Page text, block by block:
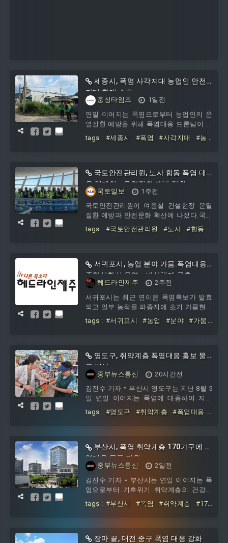
세종시, 폭염 사각지대 농업인 안전
지대 확대 수호
충청타임즈
1일전
연일 이어지는 폭염으로부터 농업인의 온
열질환 예방을 위해 폭염대응 드론팀이 운
영중이다. 5일 세종시에 따르면 폭염대응
드론팀은 청년자율방재단 드론 자격 보유
지역과 차량 접근이 어려운 농경지 등을
중심으로 예찰 활동을 펼치고 있다. 이들
은 드론에 장착한 음향장치로 농업인들에
게 폭염 시간대 야외 작업 자제를 안내하
고, 현장에서 얼음물을 배부하면서 안전
확보를 위한 현장 대응을 강화하고 있다.
시 관계자는 “드론을 활용한 선제적 예찰
tags : #세종시 #폭염 #사각지대
#농
국토안전관리원, 노사 합동 폭염 대
응 캠페인… 온열질환 예방 강화
국토일보
1주전
국토안전관리원이 여름철 건설현장 온열
질환 예방과 안전문화 확산에 나섰다.국토
안전관리원은 전북 부안군에 위치한 새만
금동진대교 현장에서 노사 합동 폭염대응
근로자의 안전한 작업장 조성을 위해 마련
됐다. 행사에는 박창근 원장을 비롯한 노
동조합, 현장 근로자, 협력업체 직원 등 30
여 명이 참여했다.관리원은 행사에서 기관
장 안전메세지 전달, 온열질환 예방 교육,
작업중지권 교육, 폭염대응 훈련, 합동안
전보건점검 순으로 진행했다
tags : #국토안전관리원 #노사
#합동
서귀포시, 농업 분야 가뭄.폭염대응
종합상황실 운영...비상체계 구축
헤드라인제주
2주전
서귀포시는 최근 연이은 폭염특보가 발효
되고 일부 농작물 파종지에 초기 가뭄현상
등이 예상됨에 따라 농업분야 폭염·가뭄
피해 최소화를 위해 총력을 기울인다.서귀
폭염대응 종합상황실’을 설치·운영해 대농
민 행동요령 전파 및 농업현장 예찰 활동
을 강화하고 있다.또, 상황별 신속한 대처
를 위해 관련기관 및 농업인·품목별 단체
등과 면밀한 협조체계를 구축한다.서귀포
시 관계자는 “농업인들은 언론 등을 통해
기상 상황을 수시로 확인하고 농작업 중
tags : #서귀포시 #농업 #분야
#가뭄
영도구, 취약계층 폭염대응 홍보 물
품 배부
중부뉴스통신
20시간전
김진수 기자 = 부산시 영도구는 지난 8월 5
일 연일 이어지는 폭염에 대응하여 지역
내 기후위기 취약계층의 건강 위험을 최소
화하고
tags : #영도구 #취약계층
#폭염대응
부산시, 폭염 취약계층 170가구에 폭
염대응 물품 지원
중부뉴스통신
2일전
김진수 기자 = 부산시는 연일 이어지는 폭
염으로부터 기후위기 취약계층의 건강과
안전을 보호하기 위해 오늘부터 오는 8월
tags : #부산시 #폭염 #취약계층
#170
장마 끝, 대전 중구 폭염 대응 강화